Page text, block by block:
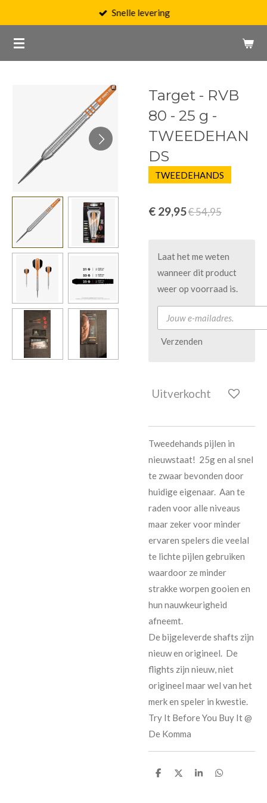
naar
de
Snelle levering
Target - RVB
80 - 25 g -
TWEEDEHAN
DS
TWEEDEHANDS
€ 29,95€ 54,95
Laat het me weten
wanneer dit product
weer op voorraad is.
Verzenden
Uitverkocht
Tweedehands pijlen in
nieuwstaat! 25g en al snel
te zwaar bevonden door
huidige eigenaar. Aan te
raden voor alle niveaus
maar zeker voor minder
ervaren spelers die veelal
te lichte pijlen gebruiken
waardoor ze minder
strakke worpen gooien en
hun nauwkeurigheid
afneemt.
De bijgeleverde shafts zijn
nieuw en origineel. De
flights zijn nieuw, niet
origineel maar wel van het
merk en speler in kwestie.
Try It Before You Buy It @
De Komma
D
D
S
D